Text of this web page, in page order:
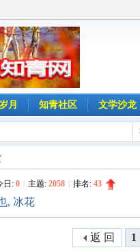
月 知青社区 文学沙龙
日: 0 主题: 2058 排名: 43
, 冰花
1
返 回